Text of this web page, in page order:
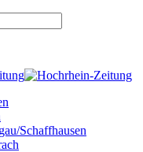
Schaffhausen